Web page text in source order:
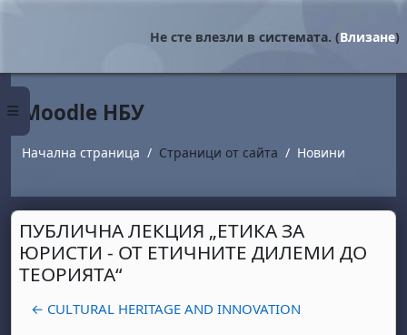
Страничен панел
Не сте влезли в системата. (Влизане)
Moodle НБУ
Начална страница Страници от сайта Новини
ПУБЛИЧНА ЛЕКЦИЯ „ЕТИКА ЗА
ЮРИСТИ - ОТ ЕТИЧНИТЕ ДИЛЕМИ ДО
ТЕОРИЯТА“
← CULTURAL HERITAGE AND INNOVATION